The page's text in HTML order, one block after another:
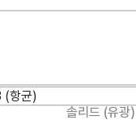
솔리드 (유광)